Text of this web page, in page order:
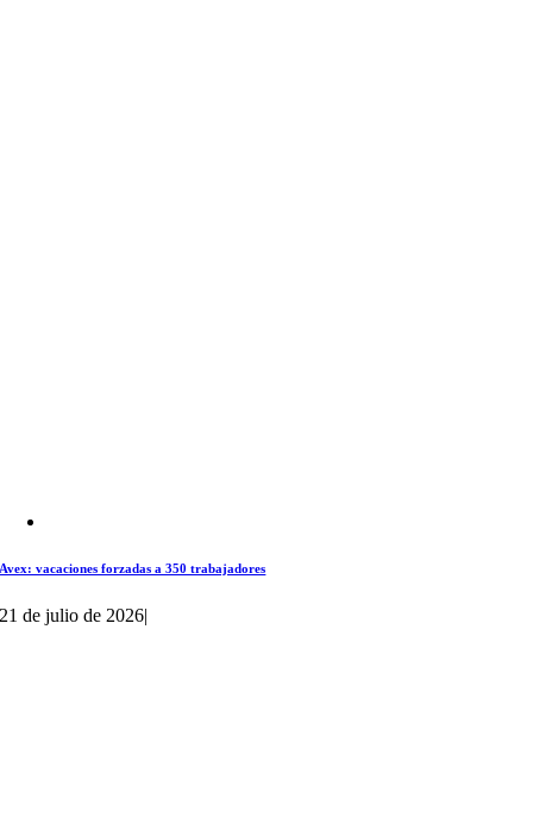
Avex: vacaciones forzadas a 350 trabajadores
21 de julio de 2026